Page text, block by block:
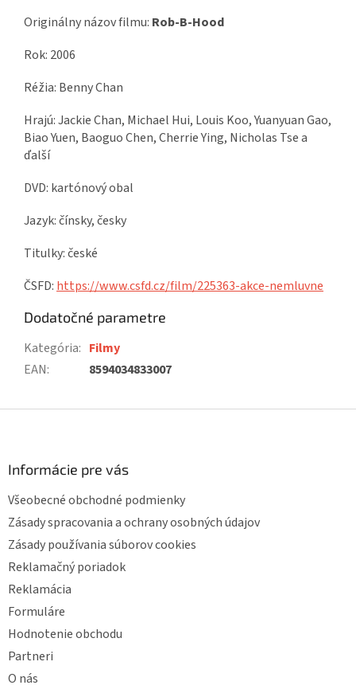
Originálny názov filmu: Rob-B-Hood
Rok: 2006
Réžia: Benny Chan
Hrajú: Jackie Chan, Michael Hui, Louis Koo, Yuanyuan Gao,
Biao Yuen, Baoguo Chen, Cherrie Ying, Nicholas Tse a
ďalší
DVD: kartónový obal
Jazyk: čínsky, česky
Titulky: české
ČSFD: https://www.csfd.cz/film/225363-akce-nemluvne
Dodatočné parametre
Kategória: Filmy
EAN: 8594034833007
Informácie pre vás
Všeobecné obchodné podmienky
Zásady spracovania a ochrany osobných údajov
Zásady používania súborov cookies
Reklamačný poriadok
Reklamácia
Formuláre
Hodnotenie obchodu
Partneri
O nás